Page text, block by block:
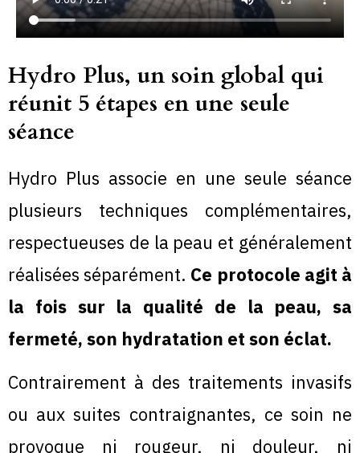
Hydro Plus, un soin global qui
réunit 5 étapes en une seule
séance
Hydro Plus associe en une seule séance
plusieurs techniques complémentaires,
respectueuses de la peau et généralement
réalisées séparément. Ce protocole agit à
la fois sur la qualité de la peau, sa
fermeté, son hydratation et son éclat.
Contrairement à des traitements invasifs
ou aux suites contraignantes, ce soin ne
provoque ni rougeur, ni douleur, ni